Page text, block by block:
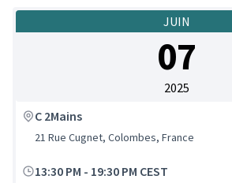
JUIN
07
2025
C 2Mains
21 Rue Cugnet, Colombes, France
13:30 PM - 19:30 PM CEST